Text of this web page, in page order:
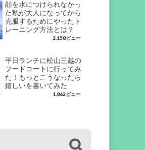
顔を水につけられなかっ
た私が大人になってから
克服するためにやったト
レーニング方法とは？
2,158ビュー
平日ランチに松山三越の
フードコートに行ってみ
た！もっとこうなったら
嬉しいを書いてみた
1,862ビュー